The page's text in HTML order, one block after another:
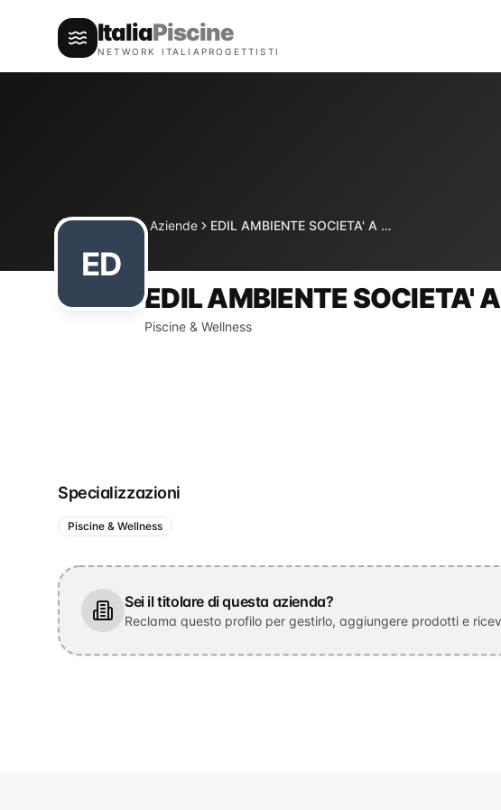
ItaliaPiscine
NETWORK ITALIAPROGETTISTI
HomeDirectory Aziende EDIL AMBIENTE SOCIETA' A RESPONSABILITA' LIMITATA
ED
EDIL AMBIENTE SOCIETA'
Piscine & Wellness
Specializzazioni
Piscine & Wellness
Sei il titolare di questa azienda?
Reclama questo profilo per gestirlo, aggiungere prodotti e